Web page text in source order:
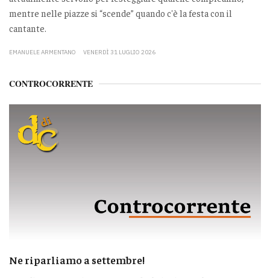
mentre nelle piazze si “scende” quando c'è la festa con il
cantante.
EMANUELE ARMENTANO VENERDÌ 31 LUGLIO 2026
CONTROCORRENTE
Ne riparliamo a settembre!